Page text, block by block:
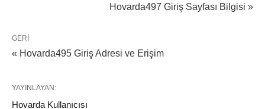
Hovarda497 Giriş Sayfası Bilgisi »
GERI
« Hovarda495 Giriş Adresi ve Erişim
YAYINLAYAN:
Hovarda Kullanıcısı